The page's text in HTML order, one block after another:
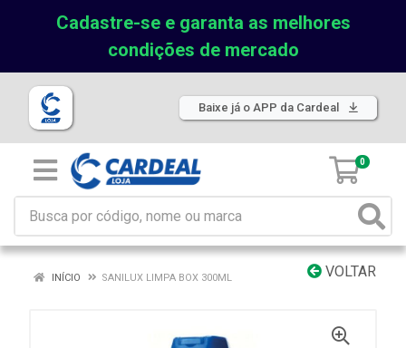
Cadastre-se e garanta as melhores
condições de mercado
Baixe já o APP da Cardeal
0
VOLTAR
INÍCIO SANILUX LIMPA BOX 300ML